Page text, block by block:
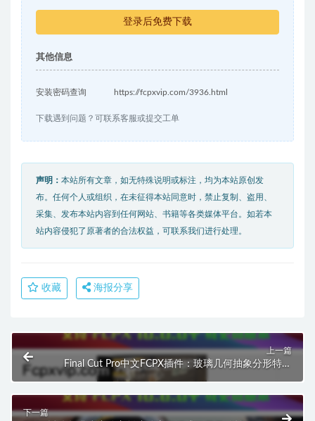
登录后免费下载
其他信息
安装密码查询 https://fcpxvip.com/3936.html
下载遇到问题？可联系客服或提交工单
声明： 本站所有文章，如无特殊说明或标注，均为本站原创发
布。任何个人或组织，在未征得本站同意时，禁止复制、盗用、
采集、发布本站内容到任何网站、书籍等各类媒体平台。如若本
站内容侵犯了原著者的合法权益，可联系我们进行处理。
收藏 海报分享
上一篇
Final Cut Pro中文FCPX插件：玻璃几何抽象分形特效
分形图案置换片段 Fractal Effect HQ0638
下一篇